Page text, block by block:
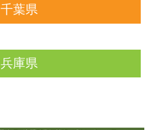
千葉県
兵庫県